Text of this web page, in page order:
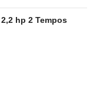
hp 2 Tempos